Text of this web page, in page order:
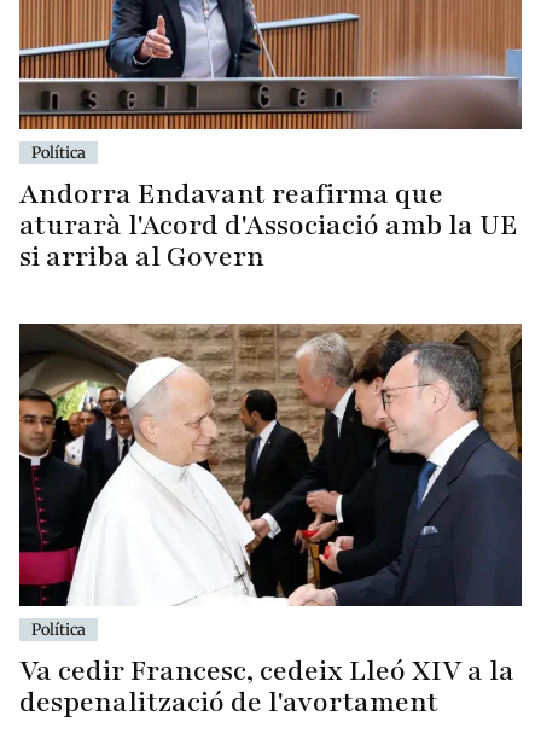
Política
Andorra Endavant reafirma que
aturarà l'Acord d'Associació amb la UE
si arriba al Govern
Política
Va cedir Francesc, cedeix Lleó XIV a la
despenalització de l'avortament